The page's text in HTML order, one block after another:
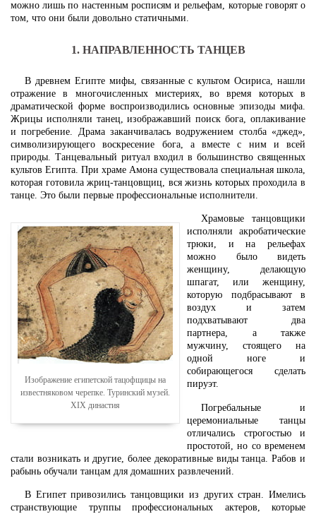
можно лишь по настенным росписям и рельефам, которые говорят о
том, что они были довольно статичными.
1. НАПРАВЛЕННОСТЬ ТАНЦЕВ
В древнем Египте мифы, связанные с культом Осириса, нашли
отражение в многочисленных мистериях, во время которых в
драматической форме воспроизводились основные эпизоды мифа.
Жрицы исполняли танец, изображавший поиск бога, оплакивание
и погребение. Драма заканчивалась водружением столба «джед»,
символизирующего воскресение бога, а вместе с ним и всей
природы. Танцевальный ритуал входил в большинство священных
культов Египта. При храме Амона существовала специальная школа,
которая готовила жриц-танцовщиц, вся жизнь которых проходила в
танце. Это были первые профессиональные исполнители.
Изображение египетской тацофщицы на
известняковом черепке. Туринский музей.
XIX династия
Храмовые танцовщики
исполняли акробатические
трюки, и на рельефах
можно было видеть
женщину, делающую
шпагат, или женщину,
которую подбрасывают в
воздух и затем
подхватывают два
партнера, а также
мужчину, стоящего на
одной ноге и
собирающегося сделать
пируэт.
Погребальные и
церемониальные танцы
отличались строгостью и
простотой, но со временем
стали возникать и другие, более декоративные виды танца. Рабов и
рабынь обучали танцам для домашних развлечений.
В Египет привозились танцовщики из других стран. Имелись
странствующие труппы профессиональных актеров, которые